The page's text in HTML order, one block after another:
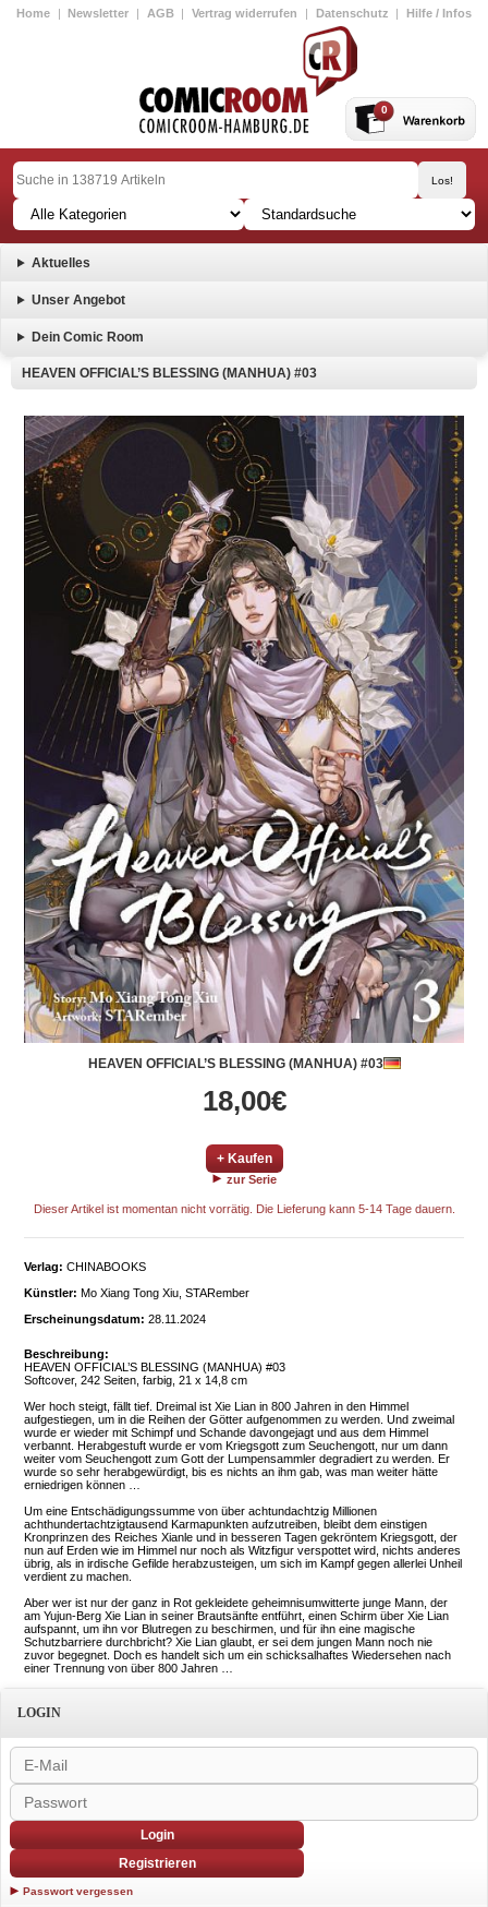
Home | Newsletter | AGB | Vertrag widerrufen | Datenschutz | Hilfe / Infos
0
Aktuelles
Unser Angebot
Dein Comic Room
HEAVEN OFFICIAL’S BLESSING (MANHUA) #03
HEAVEN OFFICIAL’S BLESSING (MANHUA) #03
18,00€
+ Kaufen
zur Serie
Dieser Artikel ist momentan nicht vorrätig. Die Lieferung kann 5-14 Tage dauern.
Verlag: CHINABOOKS
Künstler: Mo Xiang Tong Xiu, STARember
Erscheinungsdatum: 28.11.2024
Beschreibung:
HEAVEN OFFICIAL’S BLESSING (MANHUA) #03
Softcover, 242 Seiten, farbig, 21 x 14,8 cm
Wer hoch steigt, fällt tief. Dreimal ist Xie Lian in 800 Jahren in den Himmel
aufgestiegen, um in die Reihen der Götter aufgenommen zu werden. Und zweimal
wurde er wieder mit Schimpf und Schande davongejagt und aus dem Himmel
verbannt. Herabgestuft wurde er vom Kriegsgott zum Seuchengott, nur um dann
weiter vom Seuchengott zum Gott der Lumpensammler degradiert zu werden. Er
wurde so sehr herabgewürdigt, bis es nichts an ihm gab, was man weiter hätte
erniedrigen können …
Um eine Entschädigungssumme von über achtundachtzig Millionen
achthundertachtzigtausend Karmapunkten aufzutreiben, bleibt dem einstigen
Kronprinzen des Reiches Xianle und in besseren Tagen gekröntem Kriegsgott, der
nun auf Erden wie im Himmel nur noch als Witzfigur verspottet wird, nichts anderes
übrig, als in irdische Gefilde herabzusteigen, um sich im Kampf gegen allerlei Unheil
verdient zu machen.
Aber wer ist nur der ganz in Rot gekleidete geheimnisumwitterte junge Mann, der
am Yujun-Berg Xie Lian in seiner Brautsänfte entführt, einen Schirm über Xie Lian
aufspannt, um ihn vor Blutregen zu beschirmen, und für ihn eine magische
Schutzbarriere durchbricht? Xie Lian glaubt, er sei dem jungen Mann noch nie
zuvor begegnet. Doch es handelt sich um ein schicksalhaftes Wiedersehen nach
einer Trennung von über 800 Jahren …
LOGIN
Login
Registrieren
Passwort vergessen